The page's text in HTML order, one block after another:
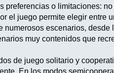
preferencias o limitaciones:
el juego permite elegir entre
numerosos escenarios,
muy contenidos que
de juego solitario y
En los modos